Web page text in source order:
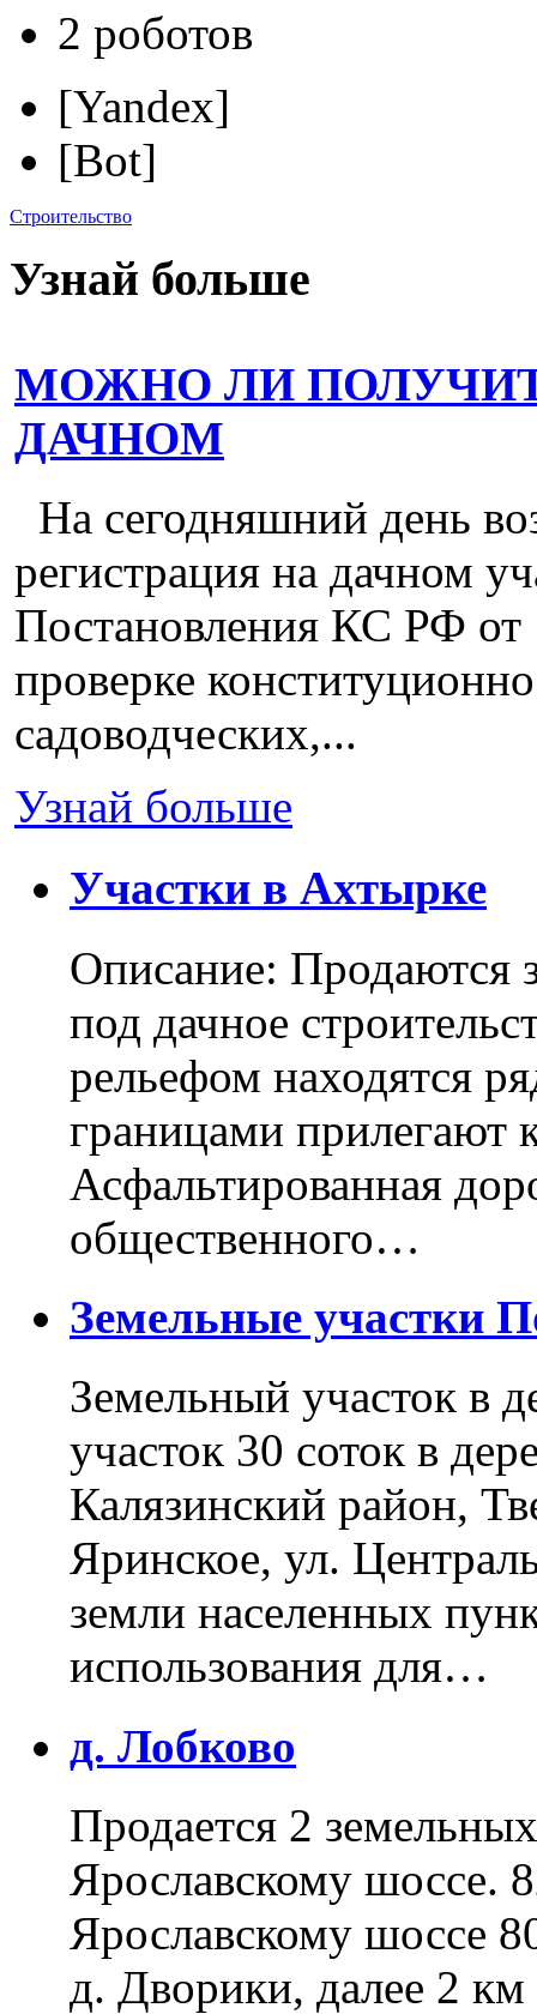
2 роботов
[Yandex]
[Bot]
Строительство
Узнай больше
МОЖНО ЛИ
ДАЧНОМ
На сегодняшний день
регистрация на дачном
Постановления КС РФ
проверке
садоводческих,...
Узнай больше
Участки в Ахтырке
Описание: Продаются
под дачное
рельефом находятся
границами прилегают
Асфальтированная
общественного…
Земельные участки
Земельный участок в
участок 30 соток в
Калязинский район,
Яринское, ул.
земли населенных
использования для…
д. Лобково
Продается 2
Ярославскому
Ярославскому шоссе
д. Дворики, далее 2